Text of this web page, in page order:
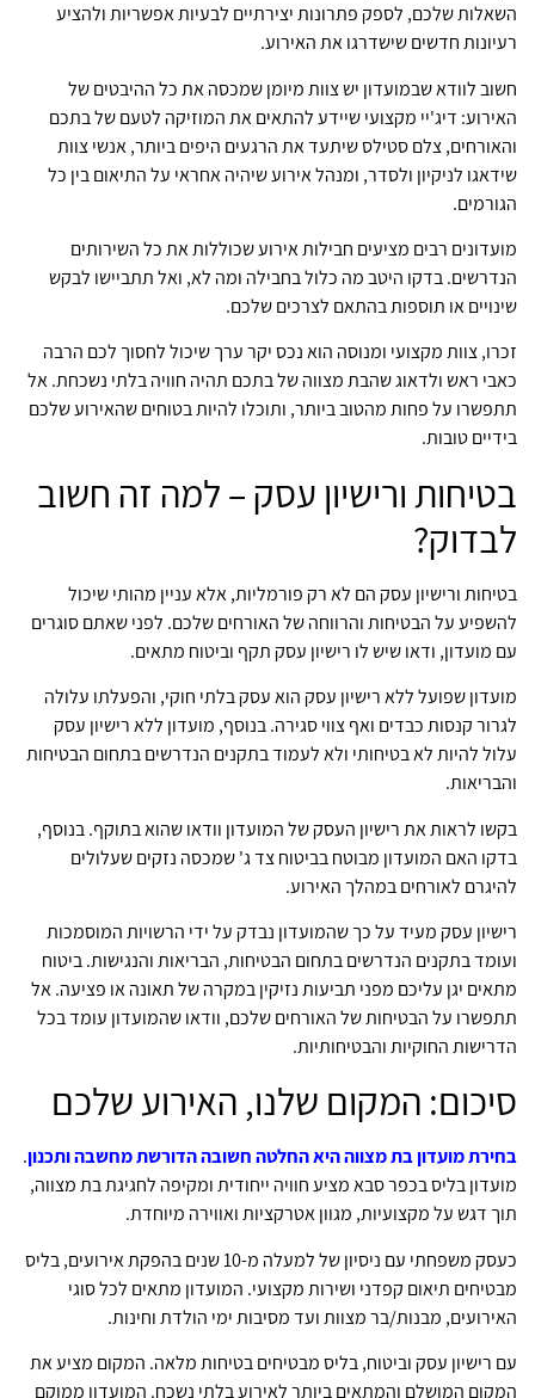
השאלות שלכם, לספק פתרונות יצירתיים לבעיות אפשריות ולהציע
רעיונות חדשים שישדרגו את האירוע.
חשוב לוודא שבמועדון יש צוות מיומן שמכסה את כל ההיבטים של
האירוע: דיג'יי מקצועי שיידע להתאים את המוזיקה לטעם של בתכם
והאורחים, צלם סטילס שיתעד את הרגעים היפים ביותר, אנשי צוות
שידאגו לניקיון ולסדר, ומנהל אירוע שיהיה אחראי על התיאום בין כל
הגורמים.
מועדונים רבים מציעים חבילות אירוע שכוללות את כל השירותים
הנדרשים. בדקו היטב מה כלול בחבילה ומה לא, ואל תתביישו לבקש
שינויים או תוספות בהתאם לצרכים שלכם.
זכרו, צוות מקצועי ומנוסה הוא נכס יקר ערך שיכול לחסוך לכם הרבה
כאבי ראש ולדאוג שהבת מצווה של בתכם תהיה חוויה בלתי נשכחת. אל
תתפשרו על פחות מהטוב ביותר, ותוכלו להיות בטוחים שהאירוע שלכם
בידיים טובות.
בטיחות ורישיון עסק – למה זה חשוב
לבדוק?
בטיחות ורישיון עסק הם לא רק פורמליות, אלא עניין מהותי שיכול
להשפיע על הבטיחות והרווחה של האורחים שלכם. לפני שאתם סוגרים
עם מועדון, ודאו שיש לו רישיון עסק תקף וביטוח מתאים.
מועדון שפועל ללא רישיון עסק הוא עסק בלתי חוקי, והפעלתו עלולה
לגרור קנסות כבדים ואף צווי סגירה. בנוסף, מועדון ללא רישיון עסק
עלול להיות לא בטיחותי ולא לעמוד בתקנים הנדרשים בתחום הבטיחות
והבריאות.
בקשו לראות את רישיון העסק של המועדון וודאו שהוא בתוקף. בנוסף,
בדקו האם המועדון מבוטח בביטוח צד ג' שמכסה נזקים שעלולים
להיגרם לאורחים במהלך האירוע.
רישיון עסק מעיד על כך שהמועדון נבדק על ידי הרשויות המוסמכות
ועומד בתקנים הנדרשים בתחום הבטיחות, הבריאות והנגישות. ביטוח
מתאים יגן עליכם מפני תביעות נזיקין במקרה של תאונה או פציעה. אל
תתפשרו על הבטיחות של האורחים שלכם, וודאו שהמועדון עומד בכל
הדרישות החוקיות והבטיחותיות.
סיכום: המקום שלנו, האירוע שלכם
בחירת מועדון בת מצווה היא החלטה חשובה הדורשת מחשבה ותכנון.
מועדון בליס בכפר סבא מציע חוויה ייחודית ומקיפה לחגיגת בת מצווה,
תוך דגש על מקצועיות, מגוון אטרקציות ואווירה מיוחדת.
כעסק משפחתי עם ניסיון של למעלה מ-10 שנים בהפקת אירועים, בליס
מבטיחים תיאום קפדני ושירות מקצועי. המועדון מתאים לכל סוגי
האירועים, מבנות/בר מצוות ועד מסיבות ימי הולדת וחינות.
עם רישיון עסק וביטוח, בליס מבטיחים בטיחות מלאה. המקום מציע את
המקום המושלם והמתאים ביותר לאירוע בלתי נשכח. המועדון ממוקם